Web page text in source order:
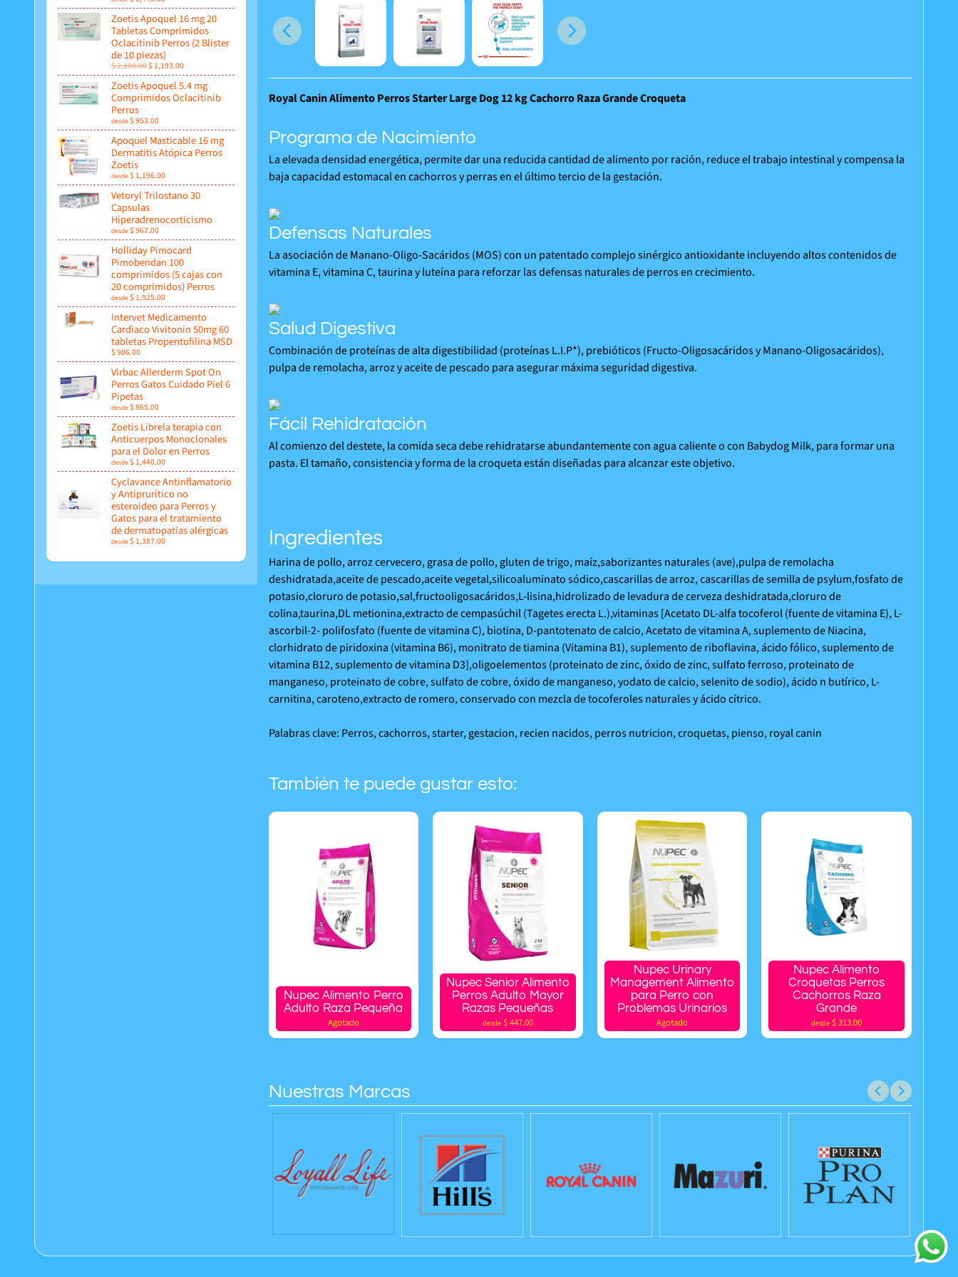
Zoetis Apoquel 16 mg 20
Tabletas Comprimidos
Oclacitinib Perros (2 Blister
de 10 piezas)
$ 2,108.00$ 1,193.00
Zoetis Apoquel 5.4 mg
Comprimidos Oclacitinib
Perros
desde$ 953.00
Apoquel Masticable 16 mg
Dermatitis Atópica Perros
Zoetis
desde$ 1,196.00
Vetoryl Trilostano 30
Capsulas
Hiperadrenocorticismo
desde$ 967.00
Holliday Pimocard
Pimobendan 100
comprimidos (5 cajas con
20 comprimidos) Perros
desde$ 1,925.00
Intervet Medicamento
Cardiaco Vivitonin 50mg 60
tabletas Propentofilina MSD
$ 986.00
Virbac Allerderm Spot On
Perros Gatos Cuidado Piel 6
Pipetas
desde$ 865.00
Zoetis Librela terapia con
Anticuerpos Monoclonales
para el Dolor en Perros
desde$ 1,440.00
Cyclavance Antinflamatorio
y Antiprurítico no
esteroideo para Perros y
Gatos para el tratamiento
de dermatopatías alérgicas
desde$ 1,387.00
Royal Canin Alimento Perros Starter Large Dog 12 kg Cachorro Raza Grande Croqueta
Programa de Nacimiento
La elevada densidad energética, permite dar una reducida cantidad de alimento por ración, reduce el trabajo intestinal y compensa la
baja capacidad estomacal en cachorros y perras en el último tercio de la gestación.
Defensas Naturales
La asociación de Manano-Oligo-Sacáridos (MOS) con un patentado complejo sinérgico antioxidante incluyendo altos contenidos de
vitamina E, vitamina C, taurina y luteína para reforzar las defensas naturales de perros en crecimiento.
Salud Digestiva
Combinación de proteínas de alta digestibilidad (proteínas L.I.P*), prebióticos (Fructo-Oligosacáridos y Manano-Oligosacáridos),
pulpa de remolacha, arroz y aceite de pescado para asegurar máxima seguridad digestiva.
Fácil Rehidratación
Al comienzo del destete, la comida seca debe rehidratarse abundantemente con agua caliente o con Babydog Milk, para formar una
pasta. El tamaño, consistencia y forma de la croqueta están diseñadas para alcanzar este objetivo.
Ingredientes
Harina de pollo, arroz cervecero, grasa de pollo, gluten de trigo, maíz,saborizantes naturales (ave),pulpa de remolacha
deshidratada,aceite de pescado,aceite vegetal,silicoaluminato sódico,cascarillas de arroz, cascarillas de semilla de psylum,fosfato de
potasio,cloruro de potasio,sal,fructooligosacáridos,L-lisina,hidrolizado de levadura de cerveza deshidratada,cloruro de
colina,taurina,DL metionina,extracto de cempasúchil (Tagetes erecta L.),vitaminas [Acetato DL-alfa tocoferol (fuente de vitamina E), L-
ascorbil-2- polifosfato (fuente de vitamina C), biotina, D-pantotenato de calcio, Acetato de vitamina A, suplemento de Niacina,
clorhidrato de piridoxina (vitamina B6), monitrato de tiamina (Vitamina B1), suplemento de riboflavina, ácido fólico, suplemento de
vitamina B12, suplemento de vitamina D3],oligoelementos (proteinato de zinc, óxido de zinc, sulfato ferroso, proteinato de
manganeso, proteinato de cobre, sulfato de cobre, óxido de manganeso, yodato de calcio, selenito de sodio), ácido n butírico, L-
carnitina, caroteno,extracto de romero, conservado con mezcla de tocoferoles naturales y ácido cítrico.
Palabras clave: Perros, cachorros, starter, gestacion, recien nacidos, perros nutricion, croquetas, pienso, royal canin
También te puede gustar esto:
Nupec Alimento Perro
Adulto Raza Pequeña
Agotado
Nupec Senior Alimento
Perros Adulto Mayor
Razas Pequeñas
desde$ 447.00
Nupec Urinary
Management Alimento
para Perro con
Problemas Urinarios
Agotado
Nupec Alimento
Croquetas Perros
Cachorros Raza
Grande
desde $ 313.00
Nuestras Marcas